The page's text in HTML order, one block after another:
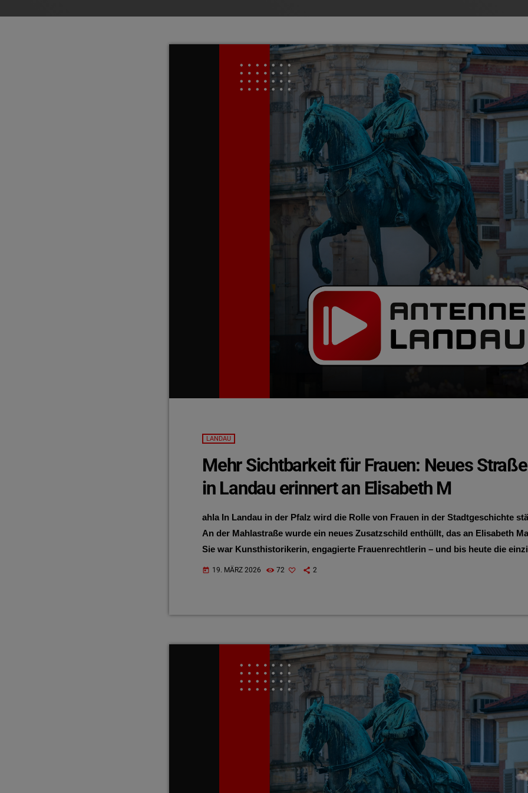
LANDAU
Mehr Sichtbarkeit für Frauen: Neues
in Landau erinnert an Elisabeth M
ahla In Landau in der Pfalz wird die Rolle von Frauen in der Stadtgeschichte
An der Mahlastraße wurde ein neues Zusatzschild enthüllt, das an Elisabeth
Sie war Kunsthistorikerin, engagierte Frauenrechtlerin – und bis heute die
Ehrenbürgerin der Stadt. Mit dem Schild wird ihr Einsatz für Bildung,
today 19. MÄRZ 2026 72 2